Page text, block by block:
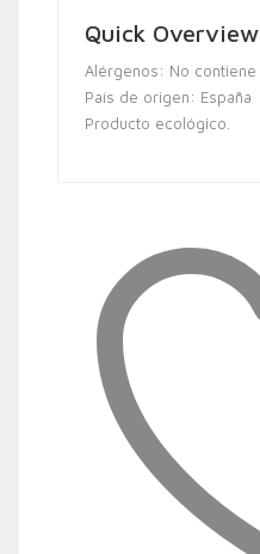
Quick Overview
Alérgenos: No contiene
País de origen: España
Producto ecológico.